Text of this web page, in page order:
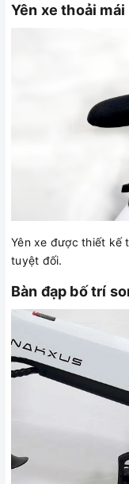
Yên xe thoải mái
Yên xe được thiết kế
tuyệt đối.
Bàn đạp bố trí